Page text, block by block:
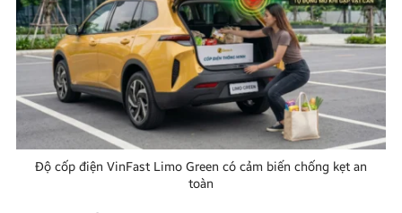
Độ cốp điện VinFast Limo Green có cảm biến chống kẹt an
toàn